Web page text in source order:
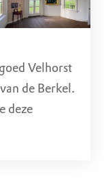
Velhorst
de Berkel.
deze
puin tot